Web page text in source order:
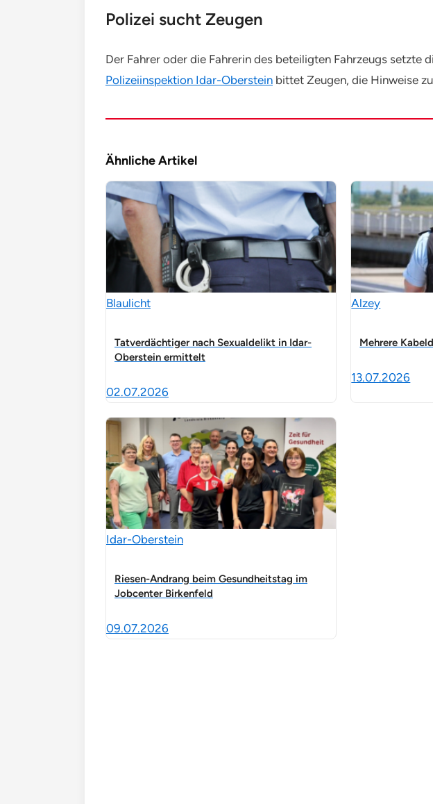
Polizei sucht Zeugen
Der Fahrer oder die Fahrerin des beteiligten Fahrzeugs setzte
Polizeiinspektion Idar-Oberstein bittet Zeugen, die Hinweise
Ähnliche Artikel
Blaulicht
Tatverdächtiger nach Sexualdelikt in Idar-
Oberstein ermittelt
02.07.2026
Alzey
Mehrere
13.07.2026
Idar-Oberstein
Riesen-Andrang beim Gesundheitstag im
Jobcenter Birkenfeld
09.07.2026